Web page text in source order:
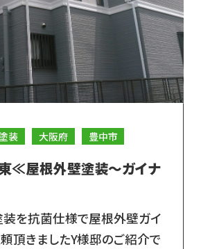
装 大阪府 豊中市
≪屋根外壁塗装～ガイナ
を抗菌仕様で屋根外壁ガイ
頂きましたY様邸のご紹介で